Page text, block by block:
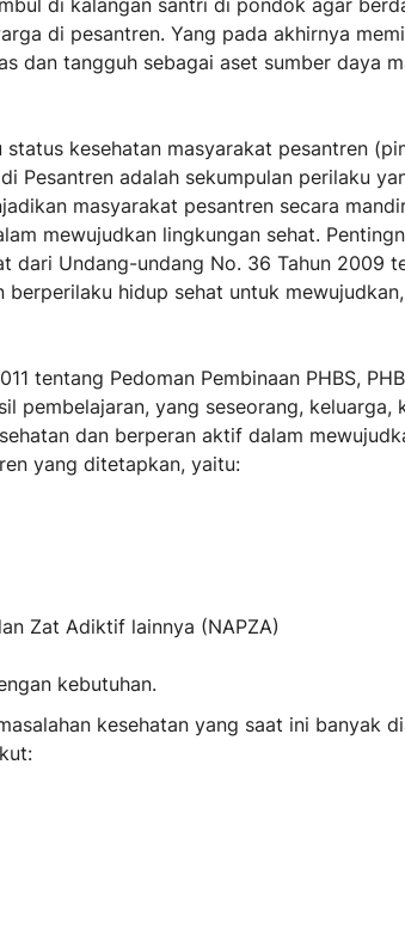
di kalangan santri di pondok agar
di pesantren. Yang pada akhirnya
dan tangguh sebagai aset sumber daya
kesehatan masyarakat pesantren
Pesantren adalah sekumpulan perilaku
masyarakat pesantren secara
mewujudkan lingkungan sehat.
dari Undang-undang No. 36 Tahun 2009
berperilaku hidup sehat untuk mewujudkan,
tentang Pedoman Pembinaan PHBS,
pembelajaran, yang seseorang, keluarga,
dan berperan aktif dalam
yang ditetapkan, yaitu:
Zat Adiktif lainnya (NAPZA)
kebutuhan.
kesehatan yang saat ini banyak